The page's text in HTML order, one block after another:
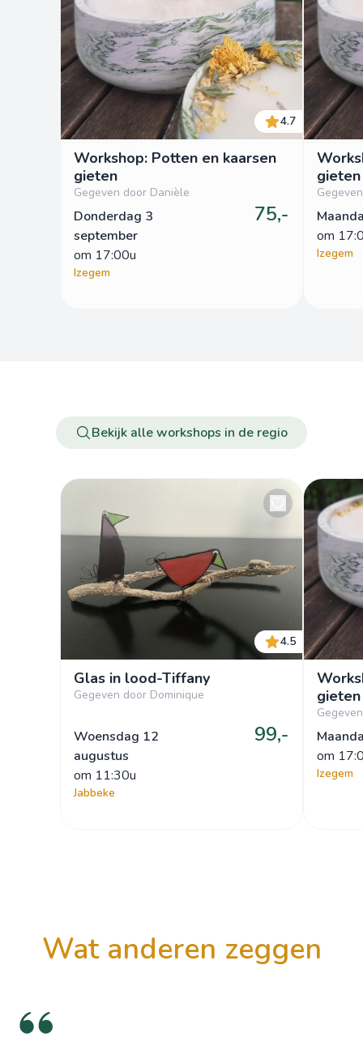
4.7
Workshop: Potten en kaarsen
gieten
Gegeven door Danièle
Donderdag 3
september
om 17:00u
75,-
Izegem
gieten
om
Izegem
Bekijk alle workshops in de regio
4.5
Glas in lood-Tiffany
Gegeven door Dominique
Woensdag 12
augustus
om 11:30u
99,-
Jabbeke
gieten
om
Izegem
wat anderen zeggen